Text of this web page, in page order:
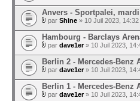
Anvers - Sportpalei,
par Shine » 10 Juil 2023, 14:32
Hambourg - Barclays
par dave1er» 10 Juil 2023,
Berlin 2 - Mercedes-Benz
par dave1er» 10 Juil 2023,
Berlin 1 - Mercedes-Benz
par dave1er» 10 Juil 2023,